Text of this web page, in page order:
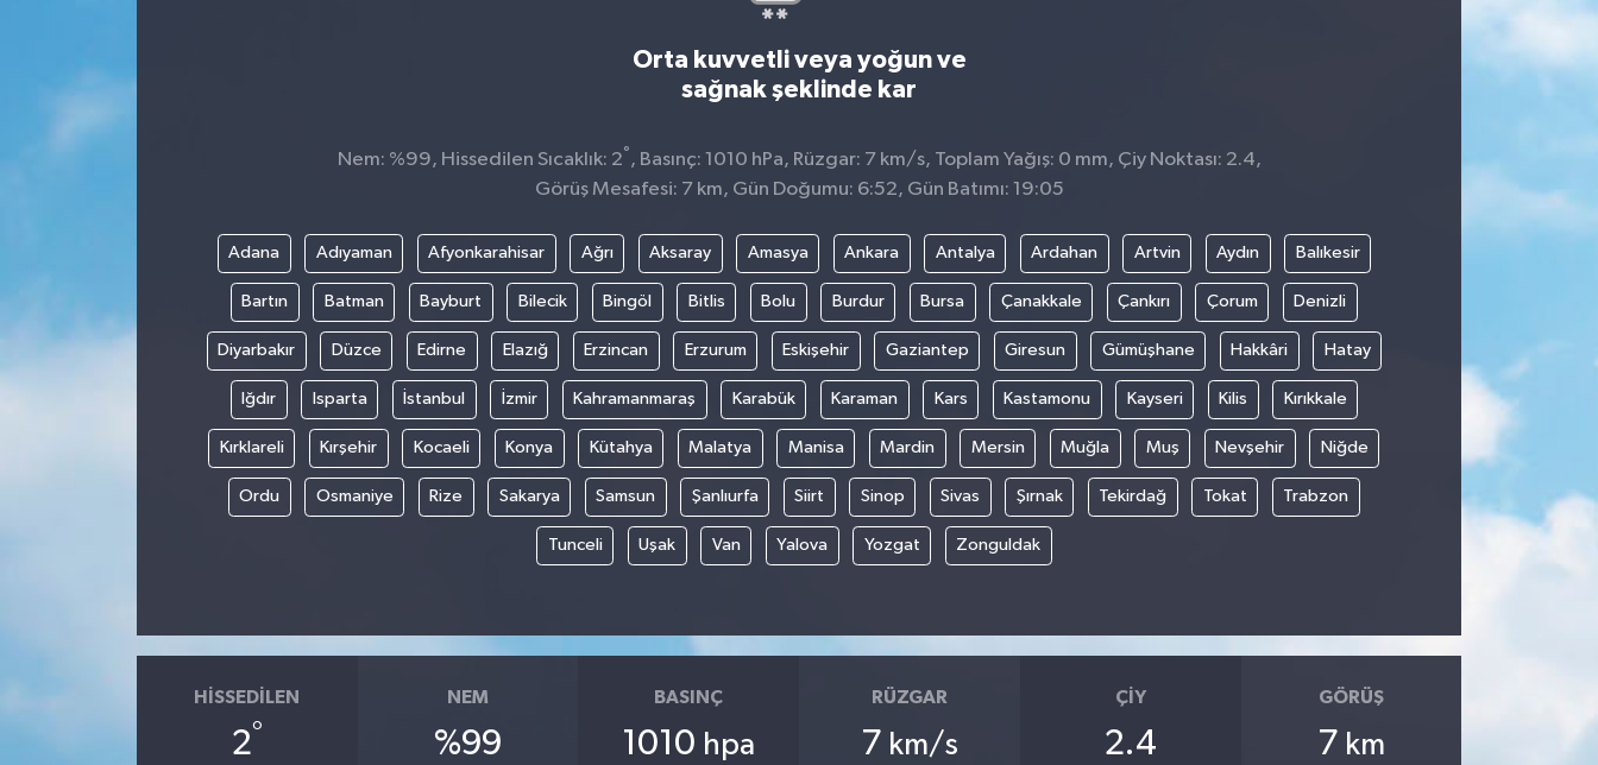
Orta kuvvetli veya yoğun ve
sağnak şeklinde kar
Nem: %99, Hissedilen Sıcaklık: 2° , Basınç: 1010 hPa, Rüzgar: 7 km/s, Toplam Yağış: 0 mm, Çiy Noktası: 2.4,
Görüş Mesafesi: 7 km, Gün Doğumu: 6:52, Gün Batımı: 19:05
Adana Adıyaman Afyonkarahisar Ağrı Aksaray Amasya Ankara Antalya Ardahan Artvin Aydın Balıkesir
Bartın Batman Bayburt Bilecik Bingöl Bitlis Bolu Burdur Bursa Çanakkale Çankırı Çorum Denizli
Diyarbakır Düzce Edirne Elazığ Erzincan Erzurum Eskişehir Gaziantep Giresun Gümüşhane Hakkâri Hatay
Iğdır Isparta İstanbul İzmir Kahramanmaraş Karabük Karaman Kars Kastamonu Kayseri Kilis Kırıkkale
Kırklareli Kırşehir Kocaeli Konya Kütahya Malatya Manisa Mardin Mersin Muğla Muş Nevşehir Niğde
Ordu Osmaniye Rize Sakarya Samsun Şanlıurfa Siirt Sinop Sivas Şırnak Tekirdağ Tokat Trabzon
Tunceli Uşak Van Yalova Yozgat Zonguldak
HISSEDILEN
2°
NEM
%99
BASINÇ
1010 hpa
RÜZGAR
7 km/s
ÇIY
2.4
GÖRÜŞ
7 km
YEREL MEDYA RAPORU